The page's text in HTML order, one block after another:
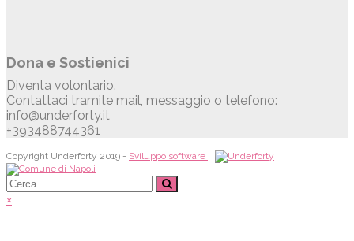
Dona e Sostienici
Diventa volontario.
Contattaci tramite mail, messaggio o telefono:
info@underforty.it
+393488744361
Copyright Underforty 2019 - Sviluppo software
×